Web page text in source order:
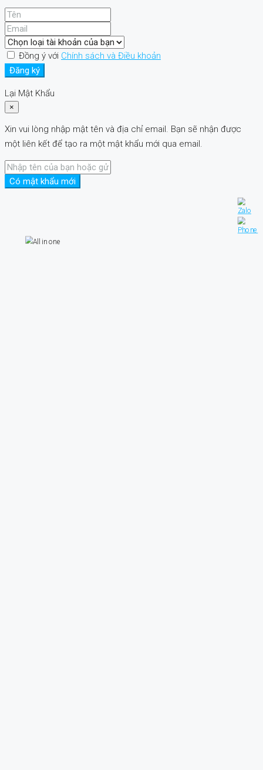
Đồng ý với Chính sách và Điều khoản
Đăng ký
Lại Mật Khẩu
×
Xin vui lòng nhập mật tên và địa chỉ email. Bạn sẽ nhận được
một liên kết để tạo ra một mật khẩu mới qua email.
Có mật khẩu mới